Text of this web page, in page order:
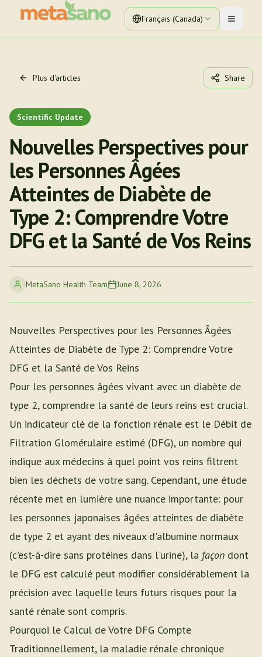
Français (Canada) Toggle
Plus d'articles Share
Scientific Update
Nouvelles Perspectives pour
les Personnes Âgées
Atteintes de Diabète de
Type 2: Comprendre Votre
DFG et la Santé de Vos Reins
MetaSano Health Team June 8, 2026
Nouvelles Perspectives pour les Personnes Âgées
Atteintes de Diabète de Type 2: Comprendre Votre
DFG et la Santé de Vos Reins
Pour les personnes âgées vivant avec un diabète de
type 2, comprendre la santé de leurs reins est crucial.
Un indicateur clé de la fonction rénale est le Débit de
Filtration Glomérulaire estimé (DFG), un nombre qui
indique aux médecins à quel point vos reins filtrent
bien les déchets de votre sang. Cependant, une étude
récente met en lumière une nuance importante: pour
les personnes japonaises âgées atteintes de diabète
de type 2 et ayant des niveaux d'albumine normaux
(c'est-à-dire sans protéines dans l'urine), la façon dont
le DFG est calculé peut modifier considérablement la
précision avec laquelle leurs futurs risques pour la
santé rénale sont compris.
Pourquoi le Calcul de Votre DFG Compte
Traditionnellement, la maladie rénale chronique